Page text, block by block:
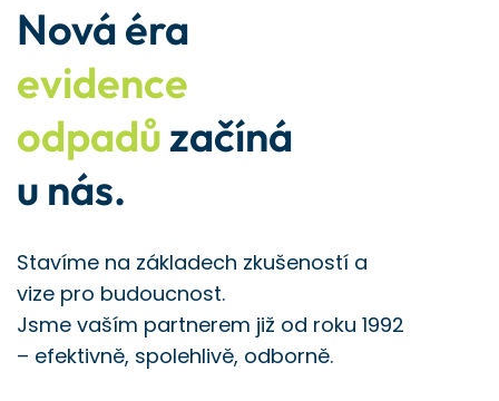
Nová éra
evidence
odpadůzačíná
u nás.
Stavíme na základech zkušeností a
vize pro budoucnost.
Jsme vaším partnerem již od roku 1992
– efektivně, spolehlivě, odborně.